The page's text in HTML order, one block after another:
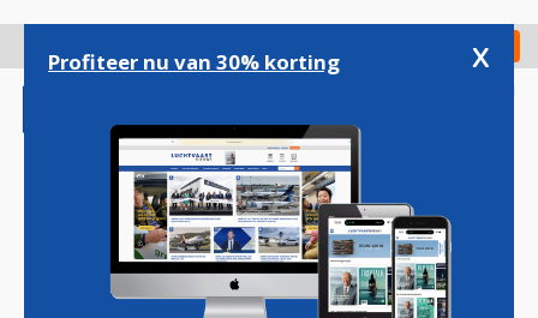
gaan
Check in
Magazine Podcasts Vacatures
Profiteer nu van 30% korting x